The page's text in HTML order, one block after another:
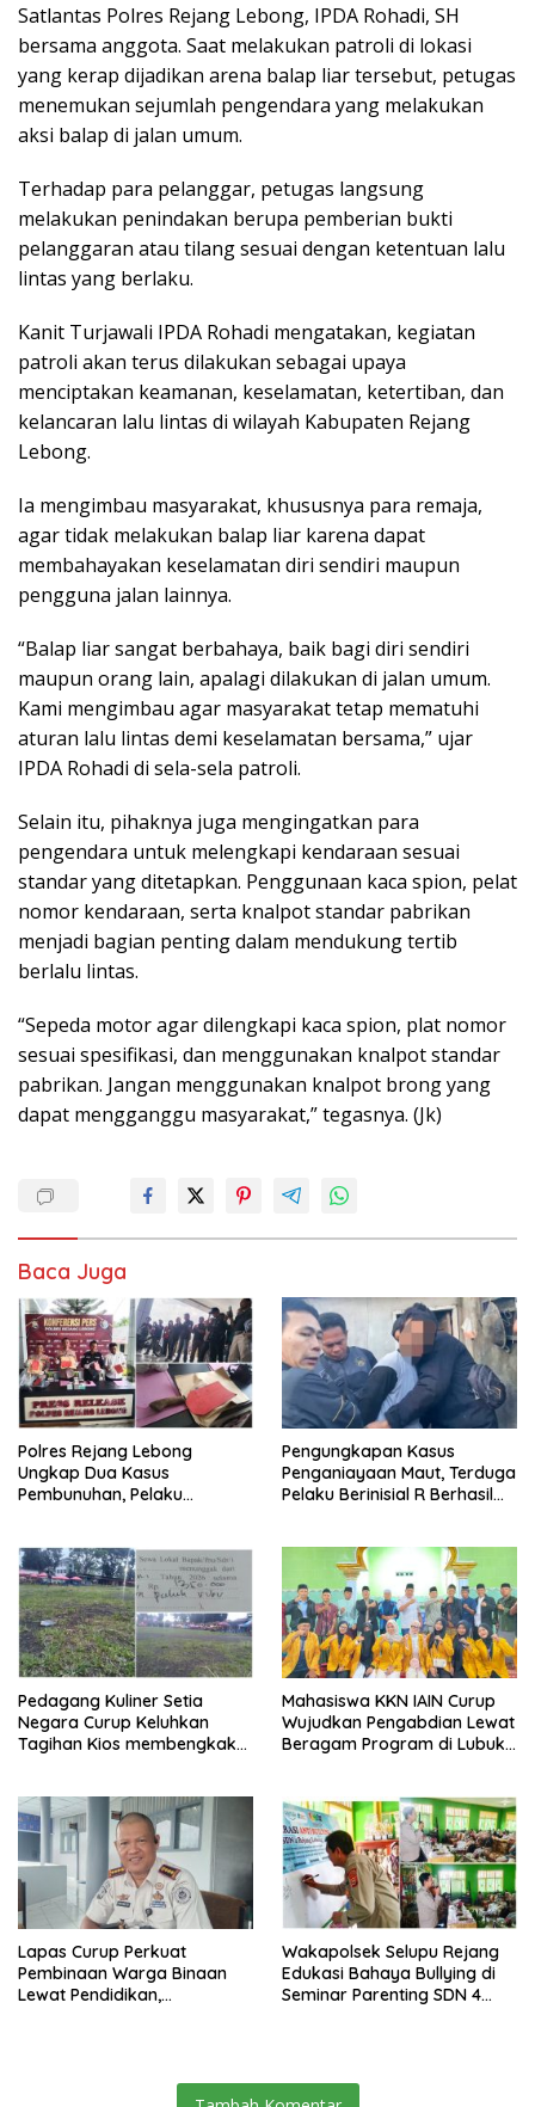
Satlantas Polres Rejang Lebong, IPDA Rohadi, SH
bersama anggota. Saat melakukan patroli di lokasi
yang kerap dijadikan arena balap liar tersebut, petugas
menemukan sejumlah pengendara yang melakukan
aksi balap di jalan umum.
Terhadap para pelanggar, petugas langsung
melakukan penindakan berupa pemberian bukti
pelanggaran atau tilang sesuai dengan ketentuan lalu
lintas yang berlaku.
Kanit Turjawali IPDA Rohadi mengatakan, kegiatan
patroli akan terus dilakukan sebagai upaya
menciptakan keamanan, keselamatan, ketertiban, dan
kelancaran lalu lintas di wilayah Kabupaten Rejang
Lebong.
Ia mengimbau masyarakat, khususnya para remaja,
agar tidak melakukan balap liar karena dapat
membahayakan keselamatan diri sendiri maupun
pengguna jalan lainnya.
“Balap liar sangat berbahaya, baik bagi diri sendiri
maupun orang lain, apalagi dilakukan di jalan umum.
Kami mengimbau agar masyarakat tetap mematuhi
aturan lalu lintas demi keselamatan bersama,” ujar
IPDA Rohadi di sela-sela patroli.
Selain itu, pihaknya juga mengingatkan para
pengendara untuk melengkapi kendaraan sesuai
standar yang ditetapkan. Penggunaan kaca spion, pelat
nomor kendaraan, serta knalpot standar pabrikan
menjadi bagian penting dalam mendukung tertib
berlalu lintas.
“Sepeda motor agar dilengkapi kaca spion, plat nomor
sesuai spesifikasi, dan menggunakan knalpot standar
pabrikan. Jangan menggunakan knalpot brong yang
dapat mengganggu masyarakat,” tegasnya. (Jk)
Baca Juga
Polres Rejang Lebong
Ungkap Dua Kasus
Pembunuhan, Pelaku
Pengungkapan Kasus
Penganiayaan Maut, Terduga
Pelaku Berinisial R Berhasil
Pedagang Kuliner Setia
Negara Curup Keluhkan
Tagihan Kios membengkak
Mahasiswa KKN IAIN Curup
Wujudkan Pengabdian Lewat
Beragam Program di Lubuk
Lapas Curup Perkuat
Pembinaan Warga Binaan
Lewat Pendidikan,
Wakapolsek Selupu Rejang
Edukasi Bahaya Bullying di
Seminar Parenting SDN 4